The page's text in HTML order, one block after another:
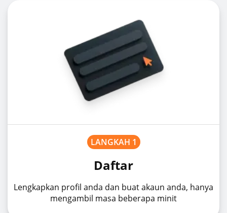
LANGKAH 1
Daftar
Lengkapkan profil anda dan buat akaun anda, hanya
mengambil masa beberapa minit